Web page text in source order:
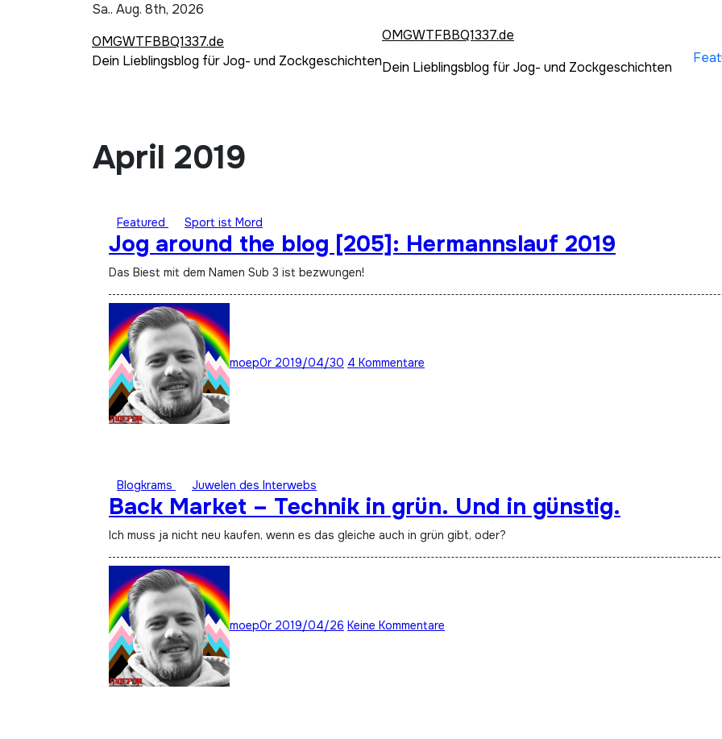
Sa.. Aug. 8th, 2026
OMGWTFBBQ1337.de
Dein Lieblingsblog für Jog- und Zockgeschichten
OMGWTFBBQ1337.de
Dein Lieblingsblog für Jog- und Zockgeschichten
April 2019
Featured Sport ist Mord
Jog around the blog [205]: Hermannslauf 2019
Das Biest mit dem Namen Sub 3 ist bezwungen!
moep0r 2019/04/30 4 Kommentare
Blogkrams Juwelen des Interwebs
Back Market – Technik in grün. Und in günstig.
Ich muss ja nicht neu kaufen, wenn es das gleiche auch in grün gibt, oder?
moep0r 2019/04/26 Keine Kommentare